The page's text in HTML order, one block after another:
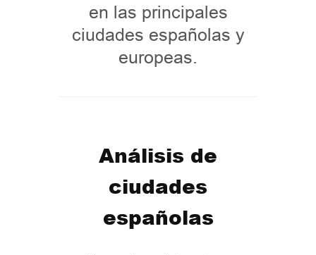
en las principales
ciudades españolas y
europeas.
Análisis de
ciudades
españolas